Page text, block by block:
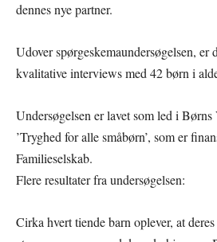
dennes nye partner.
Udover spørgeskemaundersøgelsen, er
kvalitative interviews med 42 børn i
Undersøgelsen er lavet som led i
’Tryghed for alle småbørn’, som er
Familieselskab.
Flere resultater fra undersøgelsen:
Cirka hvert tiende barn oplever, at